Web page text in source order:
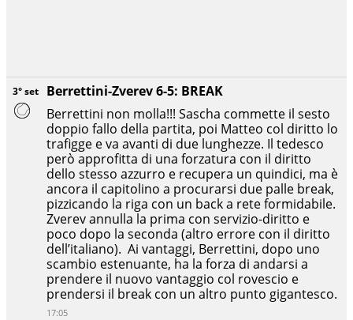
3° set
Berrettini-Zverev 6-5: BREAK
Berrettini non molla!!! Sascha commette il sesto
doppio fallo della partita, poi Matteo col diritto lo
trafigge e va avanti di due lunghezze. Il tedesco
però approfitta di una forzatura con il diritto
dello stesso azzurro e recupera un quindici, ma è
ancora il capitolino a procurarsi due palle break,
pizzicando la riga con un back a rete formidabile.
Zverev annulla la prima con servizio-diritto e
poco dopo la seconda (altro errore con il diritto
dell’italiano). Ai vantaggi, Berrettini, dopo uno
scambio estenuante, ha la forza di andarsi a
prendere il nuovo vantaggio col rovescio e
prendersi il break con un altro punto gigantesco.
17:05